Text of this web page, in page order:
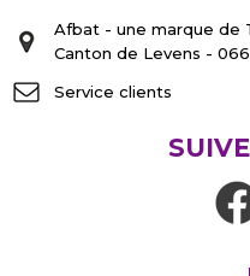
Afbat - une marque de
Canton de Levens -
Service clients